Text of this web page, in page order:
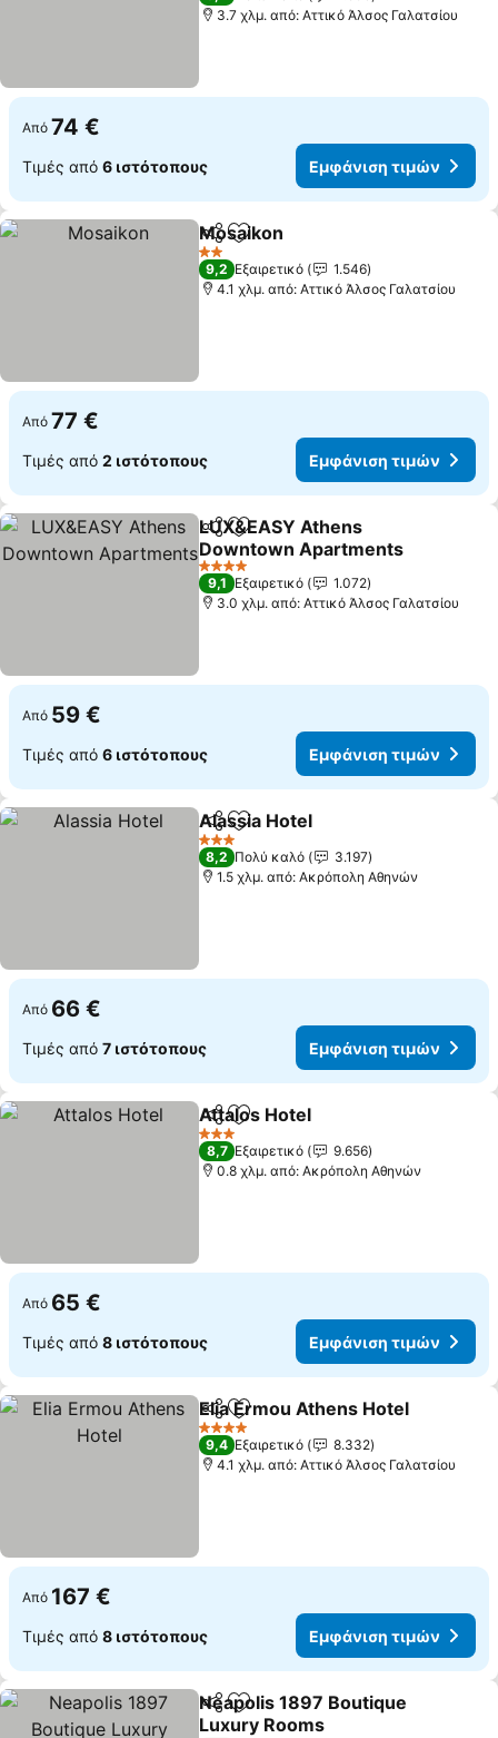
3.7 χλμ. από: Αττικό Άλσος Γαλατσίου
Από 74 €
Τιμές από 6 ιστότοπους Εμφάνιση τιμών
Κοινοποίηση
Προσθήκη στα αγαπημένα
Mosaikon
2 Αστέρια
9,2 Εξαιρετικό
1.546
4.1 χλμ. από: Αττικό Άλσος Γαλατσίου
Από 77 €
Τιμές από 2 ιστότοπους Εμφάνιση τιμών
Κοινοποίηση
Προσθήκη στα αγαπημένα
LUX&EASY Athens
Downtown Apartments
4 Αστέρια
9,1 Εξαιρετικό
1.072
3.0 χλμ. από: Αττικό Άλσος Γαλατσίου
Από 59 €
Τιμές από 6 ιστότοπους Εμφάνιση τιμών
Κοινοποίηση
Προσθήκη στα αγαπημένα
Alassia Hotel
3 Αστέρια
8,2 Πολύ καλό
3.197
1.5 χλμ. από: Ακρόπολη Αθηνών
Από 66 €
Τιμές από 7 ιστότοπους Εμφάνιση τιμών
Κοινοποίηση
Προσθήκη στα αγαπημένα
Attalos Hotel
3 Αστέρια
8,7 Εξαιρετικό
9.656
0.8 χλμ. από: Ακρόπολη Αθηνών
Από 65 €
Τιμές από 8 ιστότοπους Εμφάνιση τιμών
Κοινοποίηση
Προσθήκη στα αγαπημένα
Elia Ermou Athens Hotel
4 Αστέρια
9,4 Εξαιρετικό
8.332
4.1 χλμ. από: Αττικό Άλσος Γαλατσίου
Από 167 €
Τιμές από 8 ιστότοπους Εμφάνιση τιμών
Κοινοποίηση
Προσθήκη στα αγαπημένα
Neapolis 1897 Boutique
Luxury Rooms